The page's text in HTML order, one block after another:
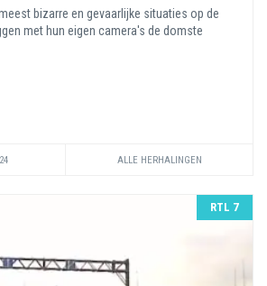
bizarre en gevaarlijke situaties op de
met hun eigen camera's de domste
ALLE HERHALINGEN
RTL 7